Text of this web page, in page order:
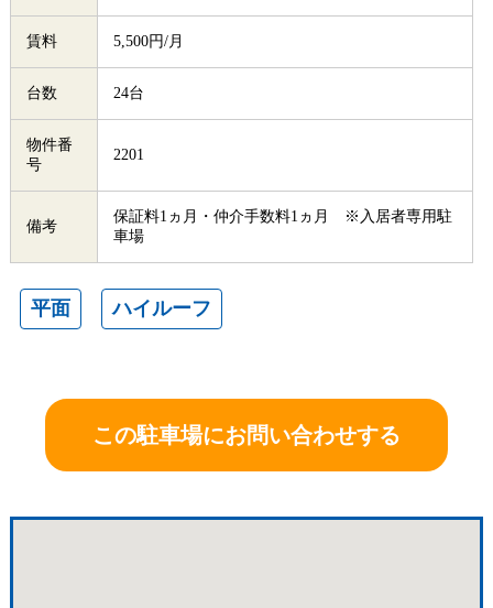
賃料 5,500円/月
台数 24台
物件番
号
2201
備考
保証料1ヵ月・仲介手数料1ヵ月 ※入居者専用駐
車場
平面 ハイルーフ
この駐車場にお問い合わせする